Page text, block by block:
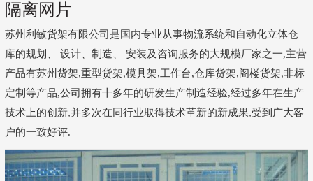
隔离网片
苏州利敏货架有限公司是国内专业从事物流系统和自动化立体仓
库的规划、 设计、制造、 安装及咨询服务的大规模厂家之一,主营
产品有苏州货架,重型货架,模具架,工作台,仓库货架,阁楼货架,非标
定制等产品,公司拥有十多年的研发生产制造经验,经过多年在生产
技术上的创新,并多次在同行业取得技术革新的新成果,受到广大客
户的一致好评.